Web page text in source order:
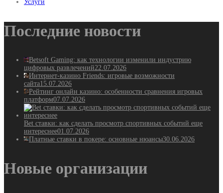
Услуги
Последние новости
Betsoft Gaming: как технологии изменили индустрию
цифровых развлечений22.07.2026
Интернет-казино Friends: игровые возможности
сайта15.07.2026
Рейтинг онлайн казино: особенности сравнения игровых
платформ07.07.2026
Bet ставки: как сделать просмотр спортивных событий еще
интереснее01.07.2026
Платные ставки в покере: основные нюансы30.06.2026
Новые организации